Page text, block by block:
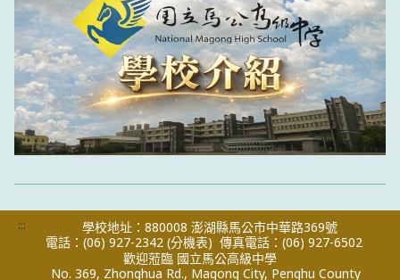
:::
學校地址：880008 澎湖縣馬公市中華路369號
電話：(06) 927-2342 (分機表) 傳真電話：(06) 927-6502
歡迎蒞臨 國立馬公高級中學
No. 369, Zhonghua Rd., Magong City, Penghu County